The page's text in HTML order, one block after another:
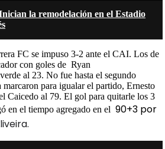
la remodelación en el Estadio
FC se impuso 3-2 ante el CAI. Los de
con goles de Ryan
al 23. No fue hasta el segundo
para igualar el partido, Ernesto
Caicedo al 79. El gol para quitarle los 3
en el tiempo agregado en el 90+3 por